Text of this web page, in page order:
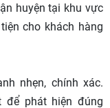
huyện tại khu vực
cho khách hàng
nhẹn, chính xác.
phát hiện đúng